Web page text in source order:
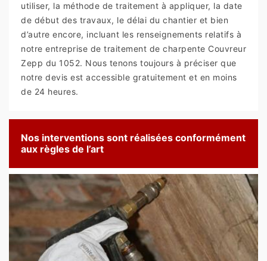
utiliser, la méthode de traitement à appliquer, la date
de début des travaux, le délai du chantier et bien
d’autre encore, incluant les renseignements relatifs à
notre entreprise de traitement de charpente Couvreur
Zepp du 1052. Nous tenons toujours à préciser que
notre devis est accessible gratuitement et en moins
de 24 heures.
Nos interventions sont réalisées conformément
aux règles de l’art